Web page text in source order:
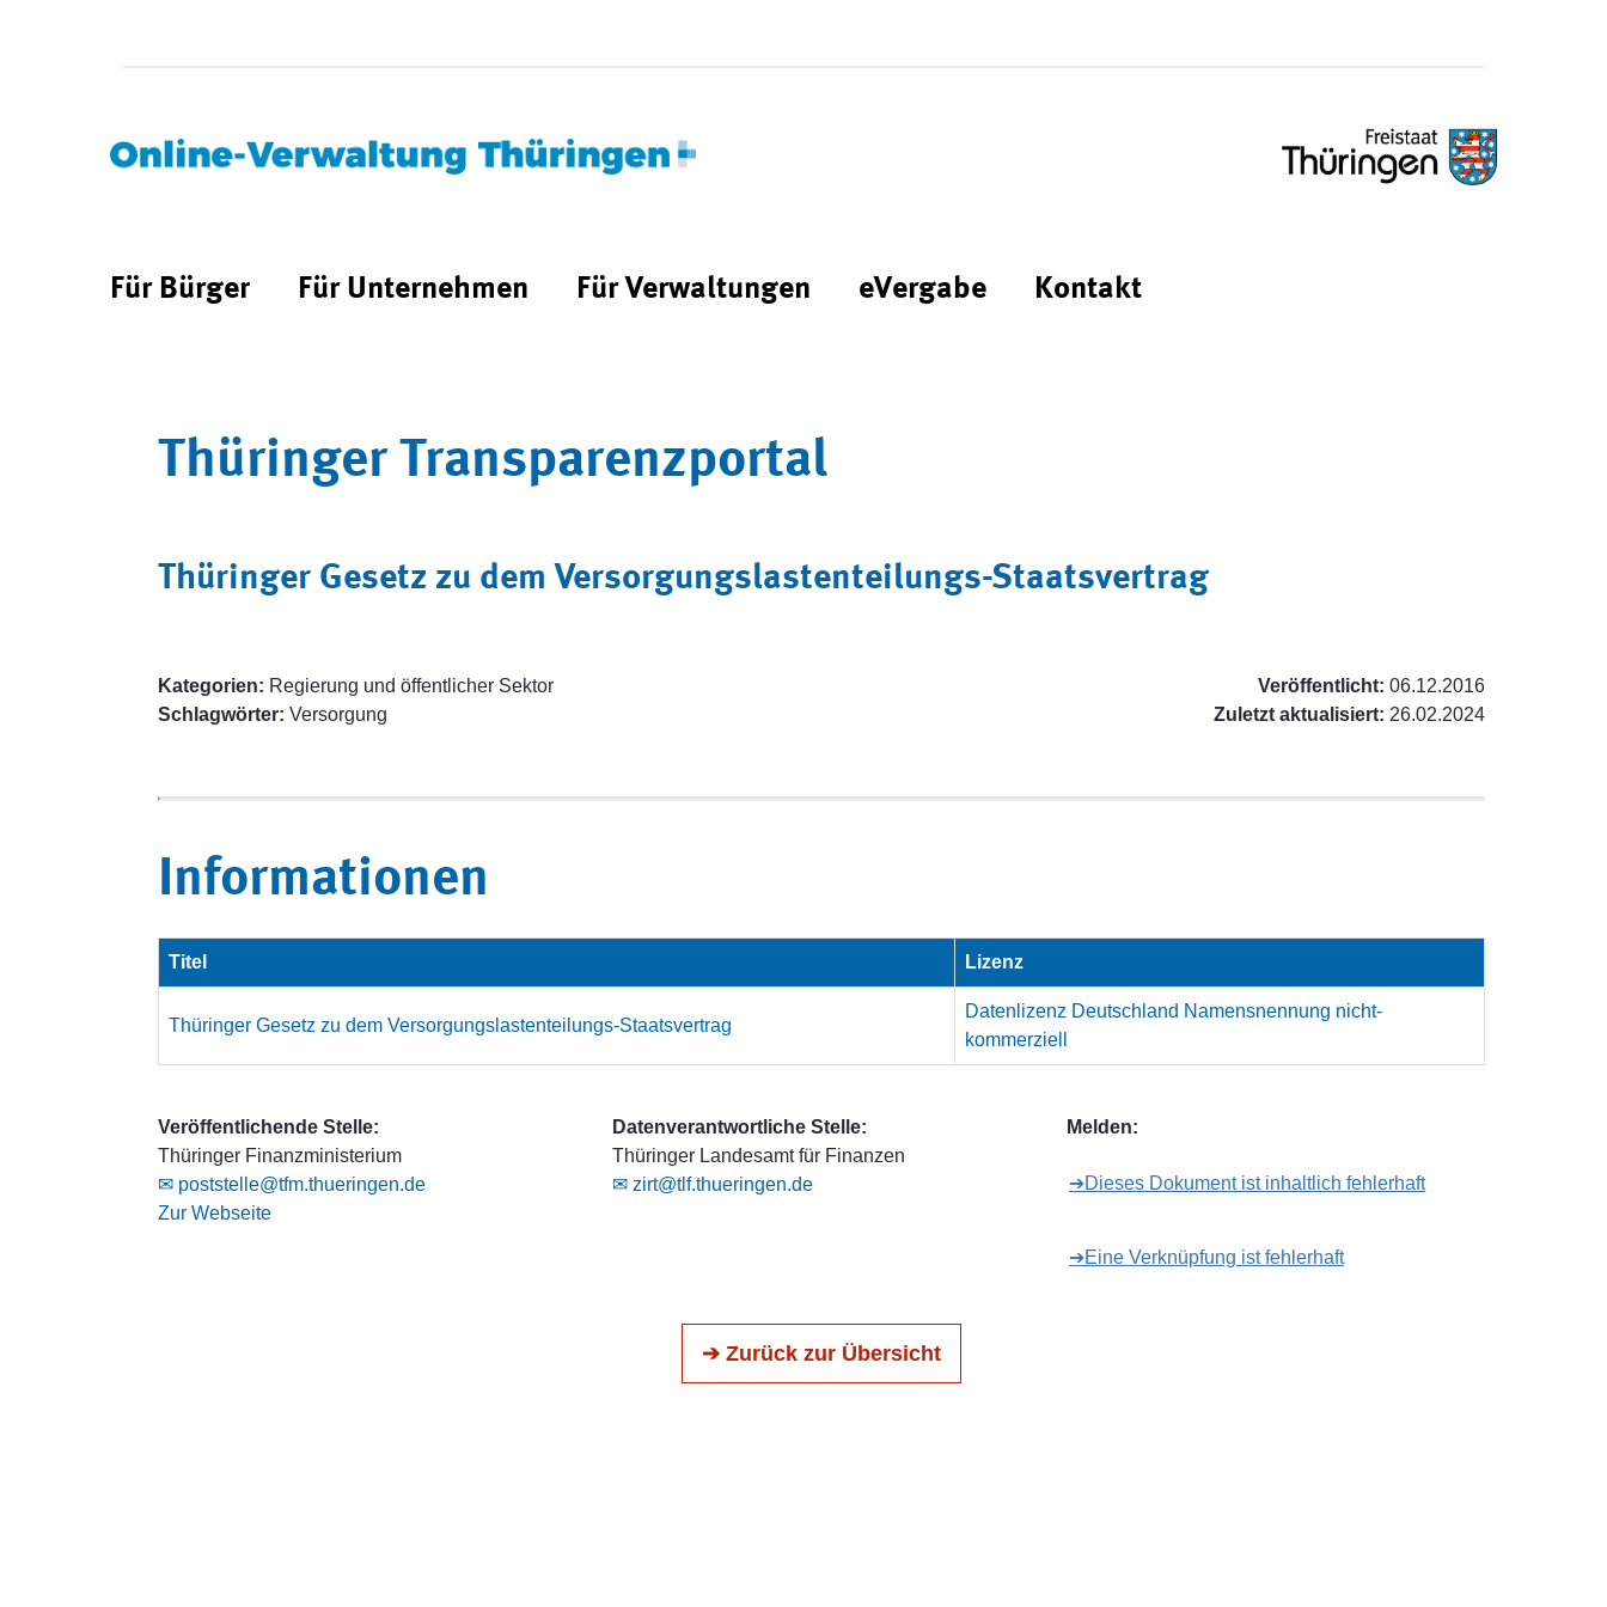
Für Bürger Für Unternehmen Für Verwaltungen eVergabe Kontakt
Thüringer Transparenzportal
Thüringer Gesetz zu dem Versorgungslastenteilungs-Staatsvertrag
Kategorien: Regierung und öffentlicher Sektor
Schlagwörter: Versorgung
Veröffentlicht: 06.12.2016
Zuletzt aktualisiert: 26.02.2024
Informationen
Titel Lizenz
Thüringer Gesetz zu dem Versorgungslastenteilungs-Staatsvertrag
Datenlizenz Deutschland Namensnennung nicht-
kommerziell
Veröffentlichende Stelle:
Thüringer Finanzministerium
✉ poststelle@tfm.thueringen.de
Zur Webseite
Datenverantwortliche Stelle:
Thüringer Landesamt für Finanzen
✉ zirt@tlf.thueringen.de
Melden:
➔Dieses Dokument ist inhaltlich fehlerhaft
➔Eine Verknüpfung ist fehlerhaft
➔ Zurück zur Übersicht